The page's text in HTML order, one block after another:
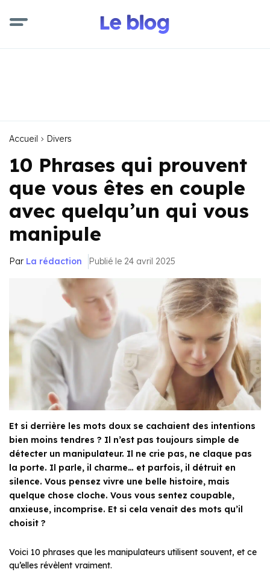
Accueil Divers
10 Phrases qui prouvent
que vous êtes en couple
avec quelqu’un qui vous
manipule
Par La rédaction Publié le 24 avril 2025
Et si derrière les mots doux se cachaient des intentions
bien moins tendres ? Il n’est pas toujours simple de
détecter un manipulateur. Il ne crie pas, ne claque pas
la porte. Il parle, il charme… et parfois, il détruit en
silence. Vous pensez vivre une belle histoire, mais
quelque chose cloche. Vous vous sentez coupable,
anxieuse, incomprise. Et si cela venait des mots qu’il
choisit ?
Voici 10 phrases que les manipulateurs utilisent souvent, et ce
qu’elles révèlent vraiment.